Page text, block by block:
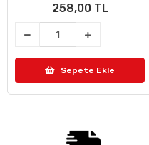
258,00 TL
Sepete Ekle